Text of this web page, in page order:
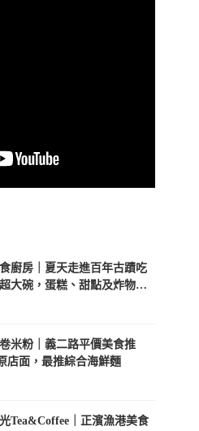
廚房｜夏天走進百年古蹟吃
大碗，蛋糕、甜點及炸物都
米粉｜義二路平價美食推
店面，最推綜合海鮮麵
Tea&Coffee｜正濱漁港美食